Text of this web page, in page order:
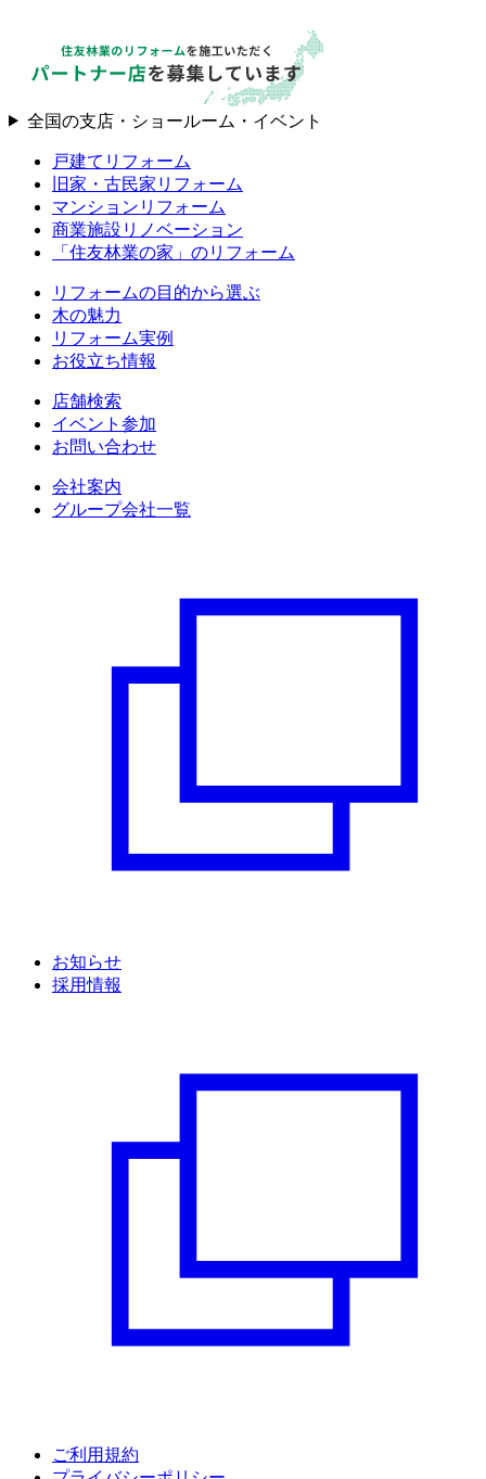
全国の支店・ショールーム・イベント
戸建てリフォーム
旧家・古民家リフォーム
マンションリフォーム
商業施設リノベーション
「住友林業の家」のリフォーム
リフォームの目的から選ぶ
木の魅力
リフォーム実例
お役立ち情報
店舗検索
イベント参加
お問い合わせ
会社案内
グループ会社一覧
お知らせ
採用情報
ご利用規約